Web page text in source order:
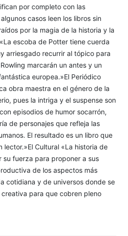
por completo con las
casos leen los libros sin
por la magia de la historia y la
escoba de Potter tiene cuerda
arriesgado recurrir al tópico para
marcarán un antes y un
europea.»El Periódico
obra maestra en el género de la
pues la intriga y el suspense son
episodios de humor socarrón,
de personajes que refleja las
El resultado es un libro que
lector.»El Cultural «La historia de
fuerza para proponer a sus
de los aspectos más
cotidiana y de universos donde se
para que cobren pleno